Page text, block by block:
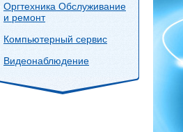
Оргтехника Обслуживание
и ремонт
Компьютерный сервис
Видеонаблюдение